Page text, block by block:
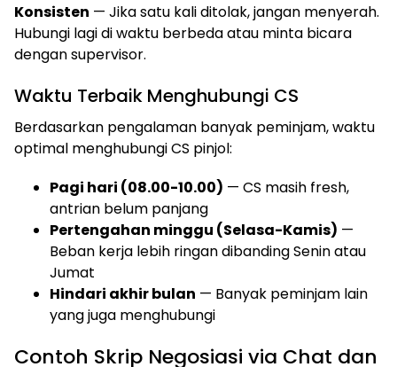
Konsisten — Jika satu kali ditolak, jangan menyerah.
Hubungi lagi di waktu berbeda atau minta bicara
dengan supervisor.
Waktu Terbaik Menghubungi CS
Berdasarkan pengalaman banyak peminjam, waktu
optimal menghubungi CS pinjol:
Pagi hari (08.00-10.00) — CS masih fresh,
antrian belum panjang
Pertengahan minggu (Selasa-Kamis) —
Beban kerja lebih ringan dibanding Senin atau
Jumat
Hindari akhir bulan — Banyak peminjam lain
yang juga menghubungi
Contoh Skrip Negosiasi via Chat dan